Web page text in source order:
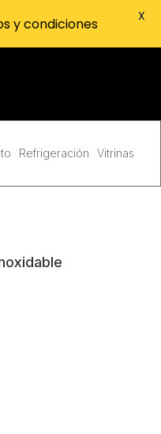
Refrigeración Vitrinas
y condiciones X